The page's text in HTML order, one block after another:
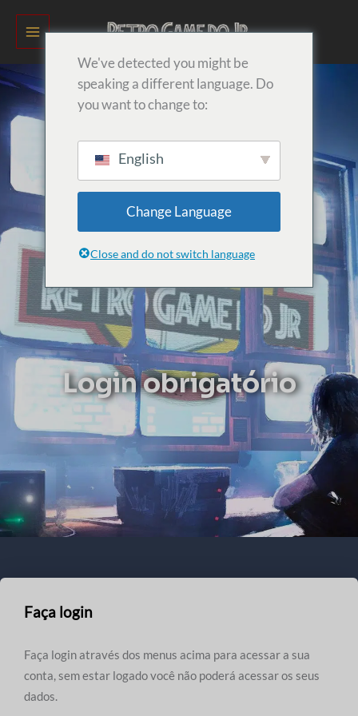
conteúdo
Login obrigatório
Faça login
Faça login através dos menus acima para acessar a sua
conta, sem estar logado você não poderá acessar os seus
dados.
We've detected you might be
speaking a different language. Do
you want to change to:
English
Change Language
Close and do not switch language